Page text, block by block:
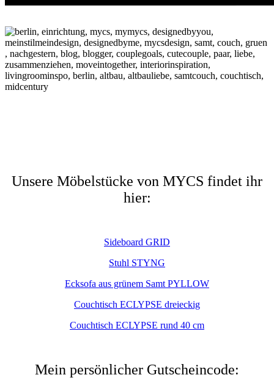
Unsere Möbelstücke von MYCS findet ihr
hier:
Sideboard GRID
Stuhl STYNG
Ecksofa aus grünem Samt PYLLOW
Couchtisch ECLYPSE dreieckig
Couchtisch ECLYPSE rund 40 cm
Mein persönlicher Gutscheincode: